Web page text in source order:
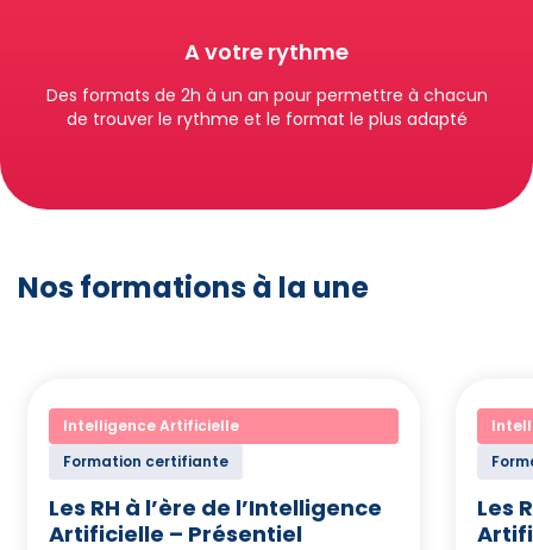
A votre rythme
Des formats de 2h à un an pour permettre à chacun
de trouver le rythme et le format le plus adapté
Nos formations à la une
Intelligence Artificielle
Formation certifiante
Les RH à l’ère de l’Intelligence
Artificielle – Présentiel
Les